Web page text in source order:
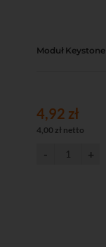
Moduł
4,92 zł
4,00 zł netto